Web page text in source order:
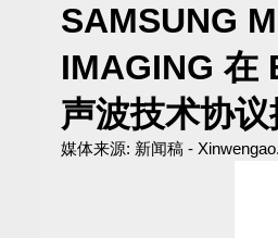
SAMSUNG
IMAGING 在
声波技术协
媒体来源: 新闻稿 -